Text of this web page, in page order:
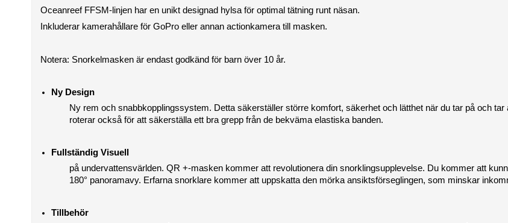
Oceanreef FFSM-linjen har en unikt designad hylsa för optimal tätning runt näsan.
Inkluderar kamerahållare för GoPro eller annan actionkamera till masken.
Notera: Snorkelmasken är endast godkänd för barn över 10 år.
Ny Design
Ny rem och snabbkopplingssystem. Detta säkerställer större komfort, säkerhet och lätthet när du tar på och
roterar också för att säkerställa ett bra grepp från de bekväma elastiska banden.
Fullständig Visuell
på undervattensvärlden. QR +-masken kommer att revolutionera din snorklingsupplevelse. Du kommer att
180° panoramavy. Erfarna snorklare kommer att uppskatta den mörka ansiktsförseglingen, som minskar
Tillbehör